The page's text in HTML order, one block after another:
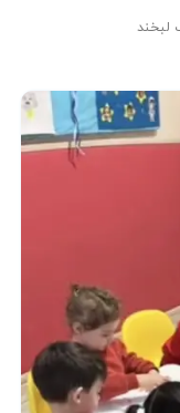
لبخند